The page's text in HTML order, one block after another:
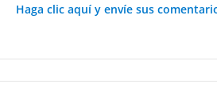
Haga clic aquí y envíe sus